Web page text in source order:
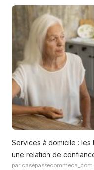
Services à domicile :
une relation de
par casepassecommeca_com